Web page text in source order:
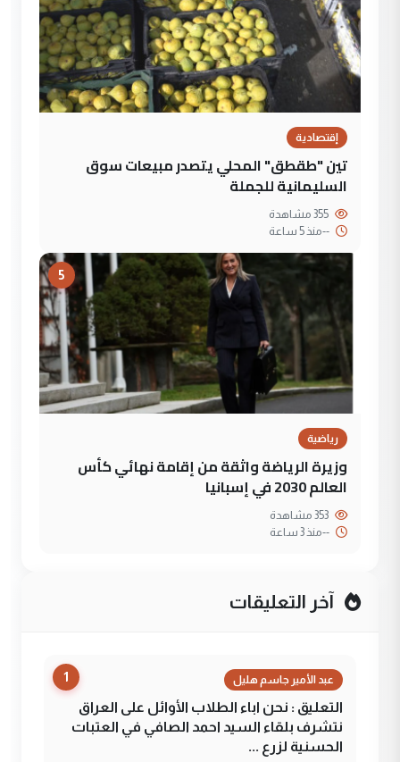
إقتصادية
تين "طقطق" المحلي يتصدر مبيعات سوق
السليمانية للجملة
--منذ 5 ساعة
5
رياضية
وزيرة الرياضة واثقة من إقامة نهائي كأس
العالم 2030 في إسبانيا
--منذ 3 ساعة
آخر التعليقات
1 عبد الأمير جاسم هليل
التعليق : نحن اباء الطلاب الأوائل على العراق
نتشرف بلقاء السيد احمد الصافي في العتبات
الحسنية لزرع ...